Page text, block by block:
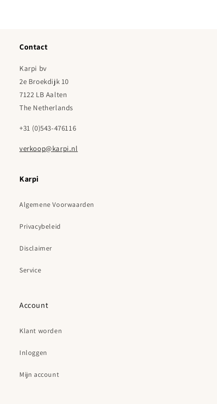
Contact
Karpi bv
2e Broekdijk 10
7122 LB Aalten
The Netherlands
+31 (0)543-476116
verkoop@karpi.nl
Karpi
Algemene Voorwaarden
Privacybeleid
Disclaimer
Service
Account
Klant worden
Inloggen
Mijn account